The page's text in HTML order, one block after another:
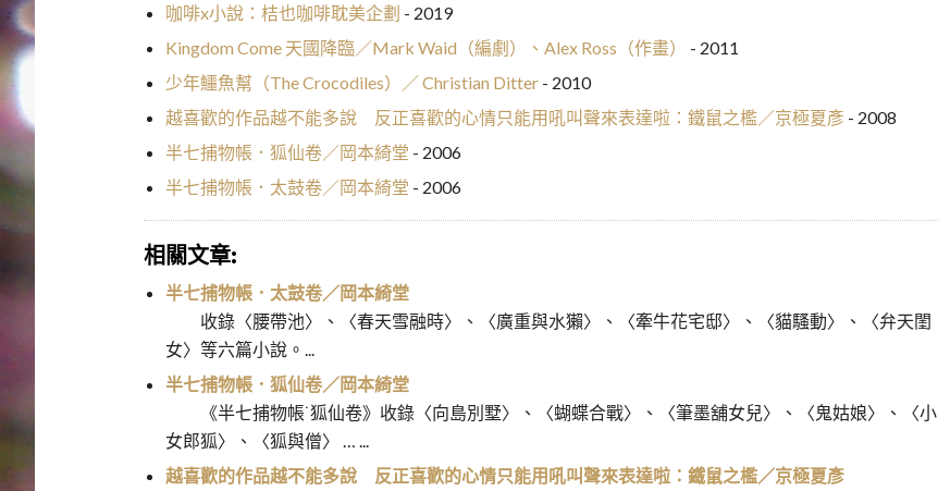
咖啡x小說：桔也咖啡耽美企劃 - 2019
Kingdom Come 天國降臨／Mark Waid（編劇）、Alex Ross（作畫）
- 2011
少年鱷魚幫（The Crocodiles）／ Christian Ditter - 2010
越喜歡的作品越不能多說 反正喜歡的心情只能用吼叫聲來表達啦：鐵鼠之檻／京極夏彥 - 2008
半七捕物帳．狐仙卷／岡本綺堂 - 2006
半七捕物帳．太鼓卷／岡本綺堂 - 2006
相關文章:
半七捕物帳．太鼓卷／岡本綺堂
收錄〈腰帶池〉、〈春天雪融時〉、〈廣重與水獺〉、〈牽牛花宅邸〉、〈貓騷動〉、〈弁天閨
女〉等六篇小說。...
半七捕物帳．狐仙卷／岡本綺堂
《半七捕物帳˙狐仙卷》收錄〈向島別墅〉、〈蝴蝶合戰〉、〈筆墨舖女兒〉、〈鬼姑娘〉、〈小
女郎狐〉、〈狐與僧〉 … ...
越喜歡的作品越不能多說 反正喜歡的心情只能用吼叫聲來表達啦：鐵鼠之檻／京極夏彥